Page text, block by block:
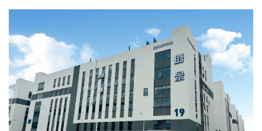
العائلية، فإن الآباء مُلمُّون جدًّا بـ...